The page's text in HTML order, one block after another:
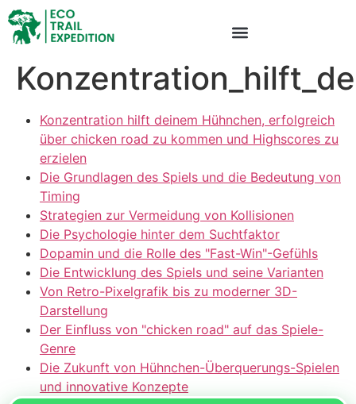
Konzentration hilft deinem Hühnchen, erfolgreich
über chicken road zu kommen und Highscores zu
erzielen
Die Grundlagen des Spiels und die Bedeutung von
Timing
Strategien zur Vermeidung von Kollisionen
Die Psychologie hinter dem Suchtfaktor
Dopamin und die Rolle des "Fast-Win"-Gefühls
Die Entwicklung des Spiels und seine Varianten
Von Retro-Pixelgrafik bis zu moderner 3D-
Darstellung
Der Einfluss von "chicken road" auf das Spiele-
Genre
Die Zukunft von Hühnchen-Überquerungs-Spielen
und innovative Konzepte